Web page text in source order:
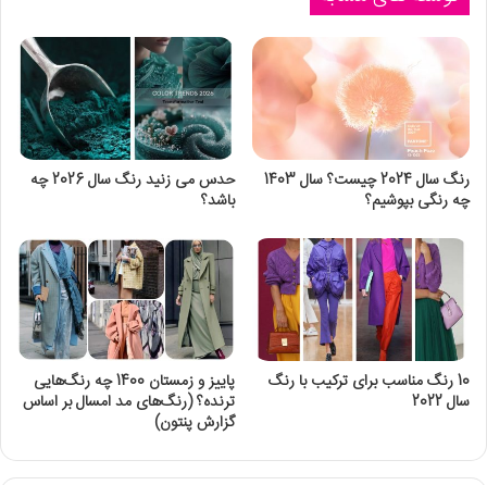
رنگ سال 2024 چیست؟ سال 1403
چه رنگی بپوشیم؟
حدس می زنید رنگ سال 2026 چه
باشد؟
10 رنگ مناسب برای ترکیب با رنگ
سال 2022
پاییز و زمستان 1400 چه رنگ‌هایی
ترنده؟ (رنگ‌های مد امسال بر اساس
گزارش پنتون)